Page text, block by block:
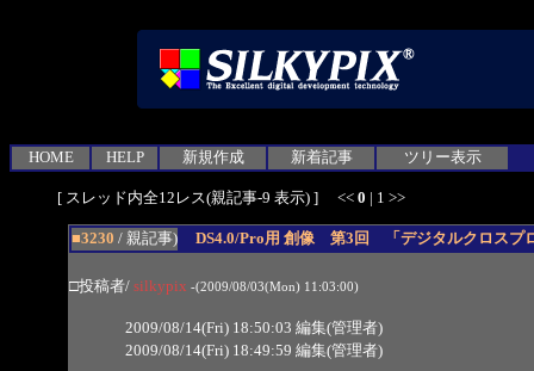
HOME HELP 新規作成 新着記事 ツリー表示
[ スレッド内全12レス(親記事-9 表示) ] << 0 | 1 >>
■3230 / 親記事) DS4.0/Pro用 創像 第3回 「デジタルクロスプ
□投稿者/ silkypix -(2009/08/03(Mon) 11:03:00)
2009/08/14(Fri) 18:50:03 編集(管理者)
2009/08/14(Fri) 18:49:59 編集(管理者)